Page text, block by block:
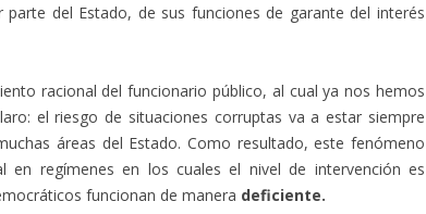
del Estado, de sus funciones de garante del interés
racional del funcionario público, al cual ya nos hemos
el riesgo de situaciones corruptas va a estar siempre
áreas del Estado. Como resultado, este fenómeno
en regímenes en los cuales el nivel de intervención es
funcionan de manera deficiente.